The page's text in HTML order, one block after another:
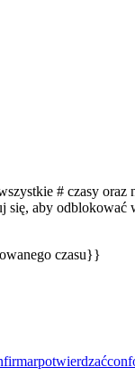
# czasy oraz
aby odblokować
czasu}}
potwierdzać